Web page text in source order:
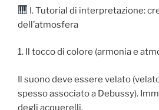
I. Tutorial di interpretazione:
dell’atmosfera
1. Il tocco di colore (armonia e
Il suono deve essere velato
spesso associato a Debussy).
degli acquerelli.